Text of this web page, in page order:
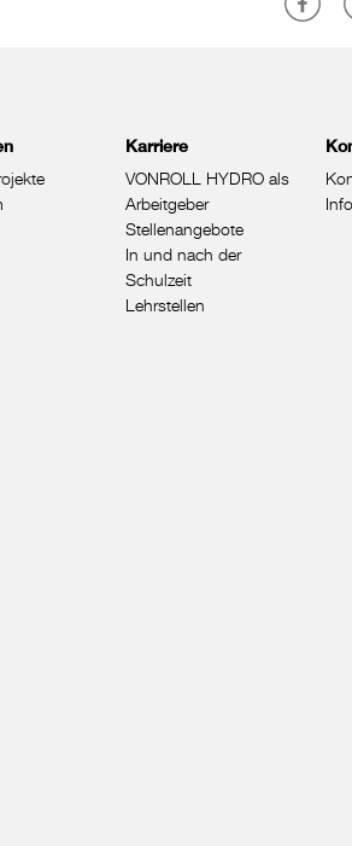
Karriere
VONROLL HYDRO als
Arbeitgeber
Stellenangebote
In und nach der
Schulzeit
Lehrstellen